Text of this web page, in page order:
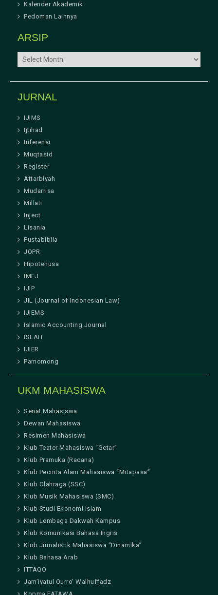
Kalender Akademik
Pedoman Lainnya
ARSIP
ARSIP
JURNAL
IJIMS
Ijtihad
Inferensi
Muqtasid
Register
Attarbiyah
Mudarrisa
Millati
Inject
Lisania
Pustabiblia
JOPR
Hipotenusa
IMEJ
IJIP
JIL (Journal of Indonesian Law)
IJIEMS
Islamic Accounting Journal
ISLAH
IJIER
Pamomong
UKM MAHASISWA
Senat Mahasiswa
Dewan Mahasiswa
Resimen Mahasiswa
Klub Teater Mahasiswa “Getar”
Klub Pramuka (Racana)
Klub Pecinta Alam Mahasiswa “Mitapasa”
Klub Olahraga (SSC)
Klub Musik Mahasiswa (SMC)
Klub Studi Ekonomi Islam
Klub Lembaga Dakwah Kampus
Klub Komunikasi Bahasa Ingris
Klub Jurnalistik Mahasiswa “Dinamika”
Klub Bahasa Arab
ITTAQO
Jam’iyatul Qurro’ Walhuffadz